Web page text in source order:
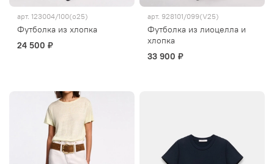
арт. 123004/100(о25)
Футболка из хлопка
24 500 ₽
арт. 928101/099(V25)
Футболка из лиоцелла и
хлопка
33 900 ₽